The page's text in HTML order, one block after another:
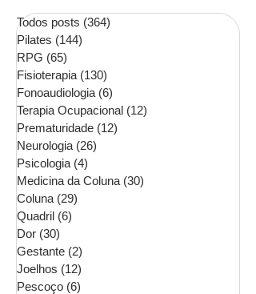
Todos posts (364)
Pilates (144)
RPG (65)
Fisioterapia (130)
Fonoaudiologia (6)
Terapia Ocupacional (12)
Prematuridade (12)
Neurologia (26)
Psicologia (4)
Medicina da Coluna (30)
Coluna (29)
Quadril (6)
Dor (30)
Gestante (2)
Joelhos (12)
Pescoço (6)